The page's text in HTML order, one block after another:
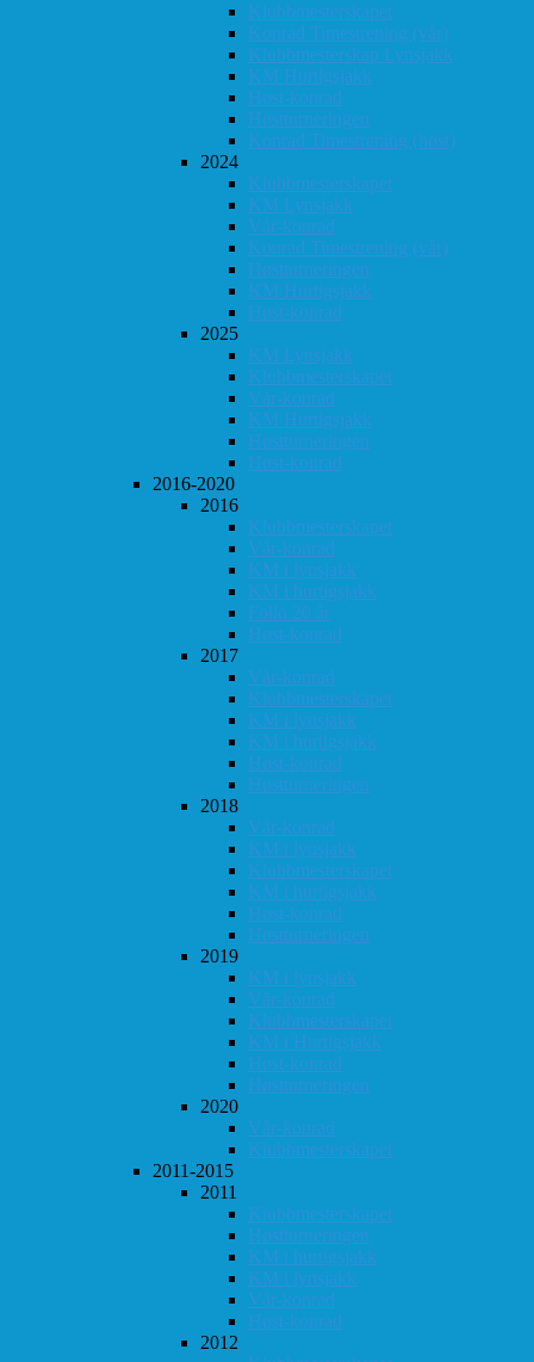
Klubbmesterskapet
Konrad Timestrening (vår)
Klubbmesterskap Lynsjakk
KM Hurtigsjakk
Høst-konrad
Høstturneringen
Konrad Timestrening (høst)
2024
Klubbmesterskapet
KM Lynsjakk
Vår-konrad
Konrad Timestrening (vår)
Høstturneringen
KM Hurtigsjakk
Høst-konrad
2025
KM Lynsjakk
Klubbmesterskapet
Vår-konrad
KM Hurtigsjakk
Høstturneringen
Høst-konrad
2016-2020
2016
Klubbmesterskapet
Vår-konrad
KM i lynsjakk
KM i hurtigsjakk
Follo 20 år
Høst-konrad
2017
Vår-konrad
Klubbmesterskapet
KM i lynsjakk
KM i hurtigsjakk
Høst-konrad
Høstturneringen
2018
Vår-konrad
KM i lynsjakk
Klubbmesterskapet
KM i hurtigsjakk
Høst-konrad
Høstturneringen
2019
KM i lynsjakk
Vår-konrad
Klubbmesterskapet
KM i Hurtigsjakk
Høst-konrad
Høstturneringen
2020
Vår-konrad
Klubbmesterskapet
2011-2015
2011
Klubbmesterskapet
Høstturneringen
KM i hurtigsjakk
KM i lynsjakk
Vår-konrad
Høst-konrad
2012